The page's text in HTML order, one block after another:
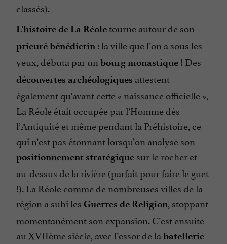
classés).
L’histoire de La Réoletourne autour de son
prieuré bénédictin : la ville que l’on a sous les
yeux, débuta par un bourg monastique ! Des
découvertes archéologiques attestent
également qu’avant cette « naissance officielle»,
La Réole était occupée par l’Homme dès
l’Antiquité et même pendant la Préhistoire, ce
qui n’est pas étonnant lorsqu’on analyse son
positionnement stratégique sur le rocher et
au-dessus de la rivière (parfait pour faire le guet
!). La Réole comme de nombreuses villes de la
région a subi les Guerres de Religion, stoppant
momentanément son expansion. C’est ensuite
au XVIIème siècle, avec l’essor de la batellerie